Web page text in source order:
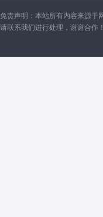
免责声明：本站所有内容来源于
请联系我们进行处理，谢谢合作